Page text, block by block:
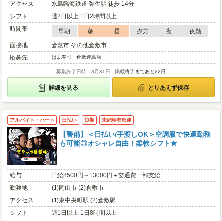
アクセス
水島臨海鉄道 弥生駅 徒歩 14分
シフト
週2日以上 1日2時間以上
時間帯
早朝 朝 昼 夕方 夜
夜勤
面接地
倉敷市 その他倉敷市
応募先
はま寿司 倉敷連島店
募集終了日時：8月31日 掲載終了まであと22日
詳細を見る とりあえず保存
アルバイト・パート 日払い 短期 未経験者歓迎
【警備】＜日払い/手渡しOK＞空調服で快適勤務
も可能◎オシャレ自由！柔軟シフト★
給与
日給8500円～13000円＋交通費一部支給
勤務地
(1)岡山市 (2)倉敷市
アクセス
(1)東中央町駅 (2)倉敷駅
シフト
週1日以上 1日8時間以上